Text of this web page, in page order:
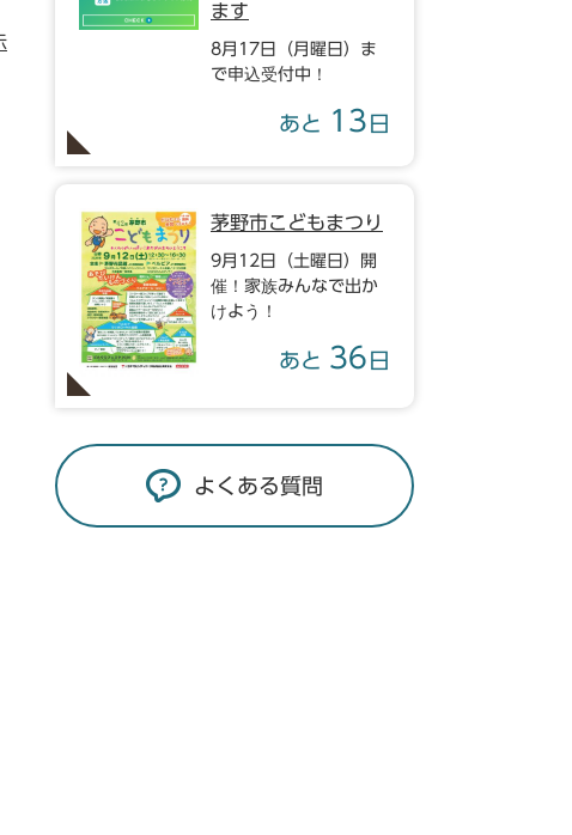
ます
8月17日（月曜日）ま
で申込受付中！
あと 13 日
茅野市こどもまつり
9月12日（土曜日）開
催！家族みんなで出か
けよう！
あと 36 日
よくある質問